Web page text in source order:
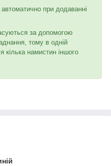
при додаванні
за допомогою
тому в одній
кілька намистин іншого